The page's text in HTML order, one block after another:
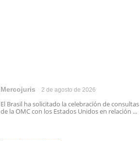
Mercojuris 2 de agosto de 2026
El Brasil ha solicitado la celebración de
de la OMC con los Estados Unidos en relación ...